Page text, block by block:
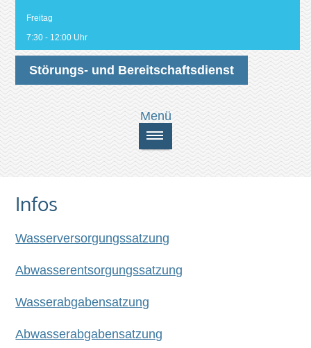
Freitag
7:30 - 12:00 Uhr
Störungs- und Bereitschaftsdienst
Infos
Wasserversorgungssatzung
Abwasserentsorgungssatzung
Wasserabgabensatzung
Abwasserabgabensatzung